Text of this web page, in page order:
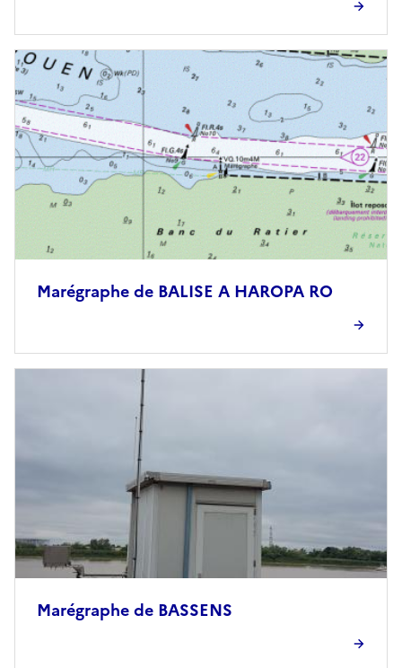
Marégraphe de BALISE A HAROPA RO
Marégraphe de BASSENS